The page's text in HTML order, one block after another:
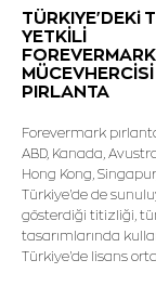
TÜRKIYE'DEKi
YETKİLİ
FOREVERMARK
PIRLANTA
Forevermark
ABD, Kanada,
Hong Kong,
Türkiye'de de
gösterdiği titizliği,
tasarımlarında
Türkiye'de lisans